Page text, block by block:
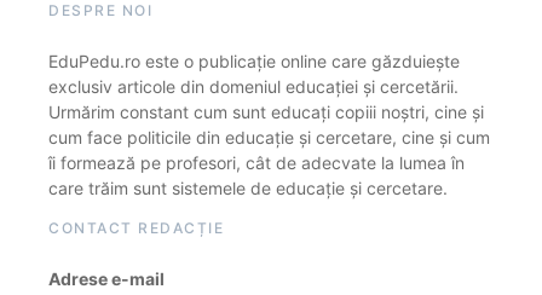
DESPRE NOI
EduPedu.ro este o publicație online care găzduiește
exclusiv articole din domeniul educației și cercetării.
Urmărim constant cum sunt educați copiii noștri, cine și
cum face politicile din educație și cercetare, cine și cum
îi formează pe profesori, cât de adecvate la lumea în
care trăim sunt sistemele de educație și cercetare.
CONTACT REDACȚIE
Adrese e-mail